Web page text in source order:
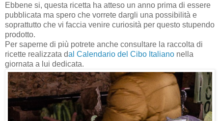
Ebbene si, questa ricetta ha atteso un anno prima di essere
pubblicata ma spero che vorrete dargli una possibilità e
soprattutto che vi faccia venire curiosità per questo stupendo
prodotto.
Per saperne di più potrete anche consultare la raccolta di
ricette realizzata dal Calendario del Cibo Italiano nella
giornata a lui dedicata.